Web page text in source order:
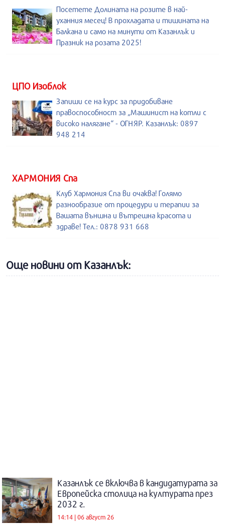
Посетете Долината на розите в най-
уханния месец! В прохладата и тишината на
Балкана и само на минути от Казанлък и
Празник на розата 2025!
ЦПО Изоблок
Запиши се на курс за придобиване
правоспособност за „Машинист на котли с
високо налягане“ - ОГНЯР. Казанлък: 0897
948 214
ХАРМОНИЯ Спа
Клуб Хармония Спа ви очаква! Голямо
разнообразие от процедури и терапии за
Вашата външна и вътрешна красота и
здраве! Тел.: 0878 931 668
Още новини от Казанлък:
Казанлък се включва в кандидатурата за
Европейска столица на културата през
2032 г.
14:14 | 06 август 26